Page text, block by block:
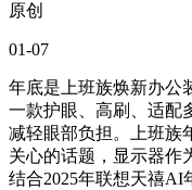
原创
01-07
年底是上班族焕新办公
一款护眼、高刷、适配
减轻眼部负担。上班族
关心的话题，显示器作
结合2025年联想天禧AI